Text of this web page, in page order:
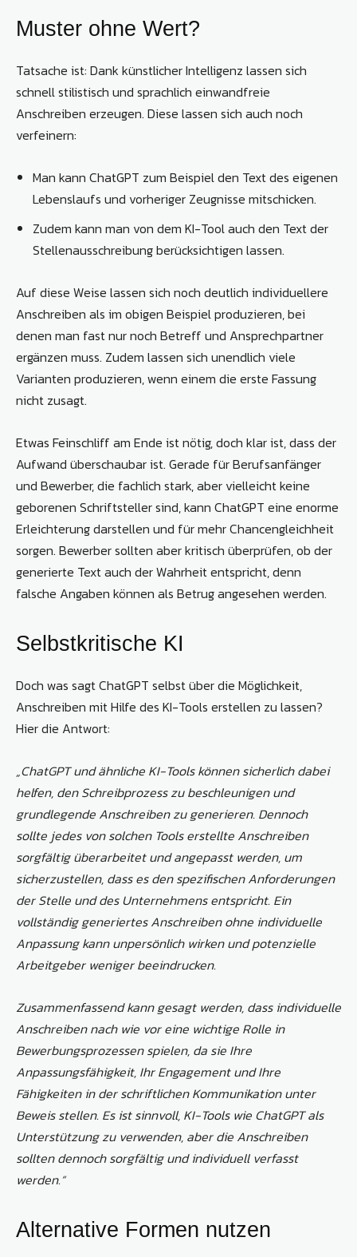
Muster ohne Wert?
Tatsache ist: Dank künstlicher Intelligenz lassen sich
schnell stilistisch und sprachlich einwandfreie
Anschreiben erzeugen. Diese lassen sich auch noch
verfeinern:
Man kann ChatGPT zum Beispiel den Text des eigenen
Lebenslaufs und vorheriger Zeugnisse mitschicken.
Zudem kann man von dem KI-Tool auch den Text der
Stellenausschreibung berücksichtigen lassen.
Auf diese Weise lassen sich noch deutlich individuellere
Anschreiben als im obigen Beispiel produzieren, bei
denen man fast nur noch Betreff und Ansprechpartner
ergänzen muss. Zudem lassen sich unendlich viele
Varianten produzieren, wenn einem die erste Fassung
nicht zusagt.
Etwas Feinschliff am Ende ist nötig, doch klar ist, dass der
Aufwand überschaubar ist. Gerade für Berufsanfänger
und Bewerber, die fachlich stark, aber vielleicht keine
geborenen Schriftsteller sind, kann ChatGPT eine enorme
Erleichterung darstellen und für mehr Chancengleichheit
sorgen. Bewerber sollten aber kritisch überprüfen, ob der
generierte Text auch der Wahrheit entspricht, denn
falsche Angaben können als Betrug angesehen werden.
Selbstkritische KI
Doch was sagt ChatGPT selbst über die Möglichkeit,
Anschreiben mit Hilfe des KI-Tools erstellen zu lassen?
Hier die Antwort:
„ChatGPT und ähnliche KI-Tools können sicherlich dabei
helfen, den Schreibprozess zu beschleunigen und
grundlegende Anschreiben zu generieren. Dennoch
sollte jedes von solchen Tools erstellte Anschreiben
sorgfältig überarbeitet und angepasst werden, um
sicherzustellen, dass es den spezifischen Anforderungen
der Stelle und des Unternehmens entspricht. Ein
vollständig generiertes Anschreiben ohne individuelle
Anpassung kann unpersönlich wirken und potenzielle
Arbeitgeber weniger beeindrucken.
Zusammenfassend kann gesagt werden, dass individuelle
Anschreiben nach wie vor eine wichtige Rolle in
Bewerbungsprozessen spielen, da sie Ihre
Anpassungsfähigkeit, Ihr Engagement und Ihre
Fähigkeiten in der schriftlichen Kommunikation unter
Beweis stellen. Es ist sinnvoll, KI-Tools wie ChatGPT als
Unterstützung zu verwenden, aber die Anschreiben
sollten dennoch sorgfältig und individuell verfasst
werden.“
Alternative Formen nutzen